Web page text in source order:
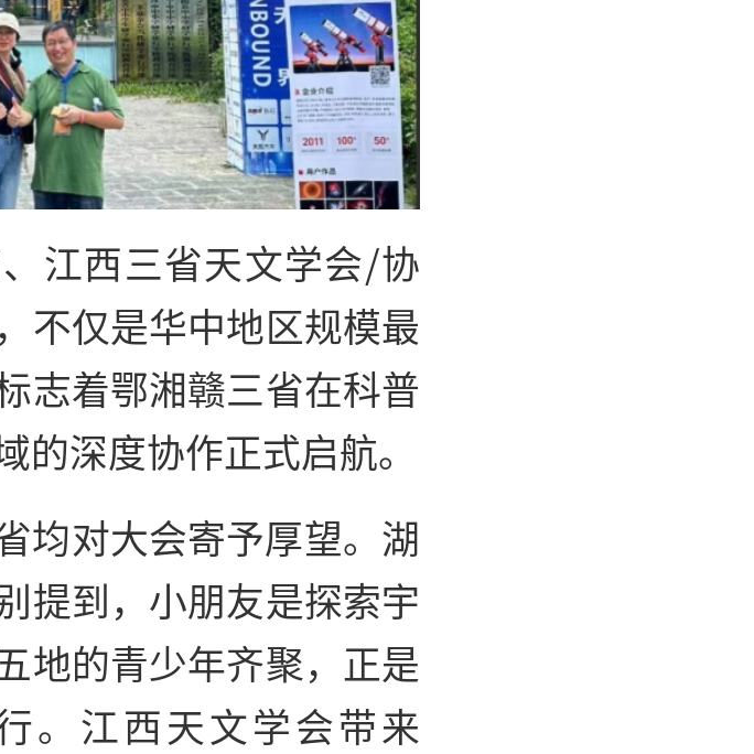
江西三省天文学会/协
不仅是华中地区规模最
志着鄂湘赣三省在科普
深度协作正式启航。
均对大会寄予厚望。湖
提到，小朋友是探索宇
地的青少年齐聚，正是
。江西天文学会带来